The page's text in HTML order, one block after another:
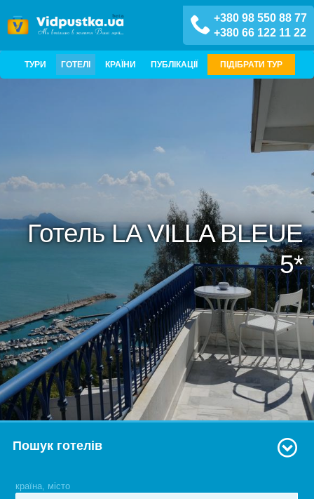
+380 98 550 88 77
+380 66 122 11 22
ТУРИ ГОТЕЛІ КРАЇНИ ПУБЛІКАЦІЇ ПІДІБРАТИ ТУР
Готель LA VILLA BLEUE
5*
Пошук готелів
країна, місто